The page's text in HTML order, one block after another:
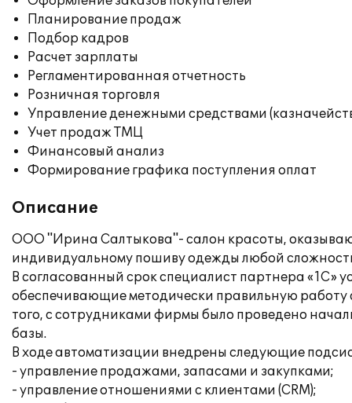
Планирование продаж
Подбор кадров
Расчет зарплаты
Регламентированная отчетность
Розничная торговля
Управление денежными средствами
Учет продаж ТМЦ
Финансовый анализ
Формирование графика поступления оплат
Описание
ООО "Ирина Салтыкова"- салон красоты,
индивидуальному пошиву одежды любой
В согласованный срок специалист партнера «1С»
обеспечивающие методически правильную работу
того, с сотрудниками фирмы было проведено
базы.
В ходе автоматизации внедрены следующие
- управление продажами, запасами и закупками;
- управление отношениями с клиентами (CRM);